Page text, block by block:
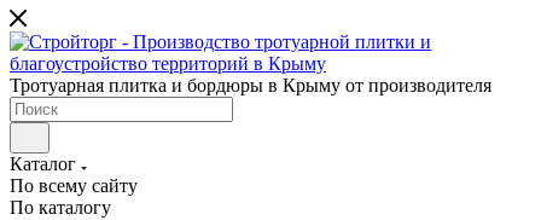
Тротуарная плитка и бордюры в Крыму от производителя
Каталог
По всему сайту
По каталогу